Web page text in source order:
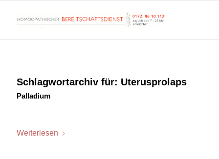
Schlagwortarchiv für: Uterusprolaps
Palladium
Weiterlesen